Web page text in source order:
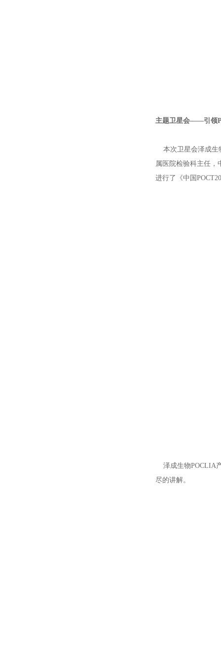
主题卫星会——引领
本次卫星会泽成生
属医院检验科主任，
进行了《中国
泽成生物POCLIA
尽的讲解。